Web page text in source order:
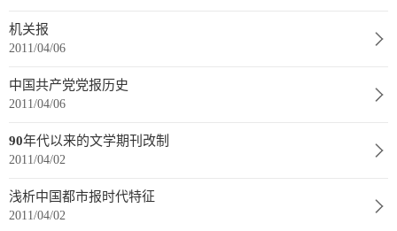
报
脑
报
机
演
产
品
绍
产
品
势
产
品
类
环
境
求
著
作
证
产
品
格
数
报
机关报
2011/04/06
中国共产党党报历史
2011/04/06
90年代以来的文学期刊改制
2011/04/02
浅析中国都市报时代特征
2011/04/02